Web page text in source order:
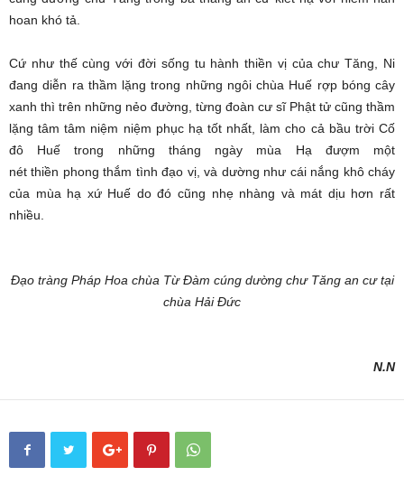
hoan khó tả.
Cứ như thế cùng với đời sống tu hành thiền vị của chư Tăng, Ni
đang diễn ra thầm lặng trong những ngôi chùa Huế rợp bóng cây
xanh thì trên những nẻo đường, từng đoàn cư sĩ Phật tử cũng thầm
lặng tâm tâm niệm niệm phục hạ tốt nhất, làm cho cả bầu trời Cố
đô Huế trong những tháng ngày mùa Hạ đượm một
nét thiền phong thắm tình đạo vị, và dường như cái nắng khô cháy
của mùa hạ xứ Huế do đó cũng nhẹ nhàng và mát dịu hơn rất
nhiều.
Đạo tràng Pháp Hoa chùa Từ Đàm cúng dường chư Tăng an cư tại
chùa Hải Đức
N.N